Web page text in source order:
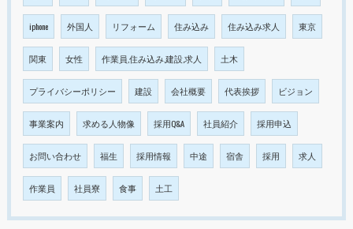
iphone 外国人 リフォーム 住み込み 住み込み求人 東京
関東 女性 作業員,住み込み,建設,求人 土木
プライバシーポリシー 建設 会社概要 代表挨拶 ビジョン
事業案内 求める人物像 採用Q&A 社員紹介 採用申込
お問い合わせ 福生 採用情報 中途 宿舎 採用 求人
作業員 社員寮 食事 土工